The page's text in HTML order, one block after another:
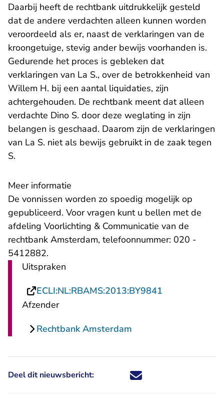
Daarbij heeft de rechtbank uitdrukkelijk gesteld
dat de andere verdachten alleen kunnen worden
veroordeeld als er, naast de verklaringen van de
kroongetuige, stevig ander bewijs voorhanden is.
Gedurende het proces is gebleken dat
verklaringen van La S., over de betrokkenheid van
Willem H. bij een aantal liquidaties, zijn
achtergehouden. De rechtbank meent dat alleen
verdachte Dino S. door deze weglating in zijn
belangen is geschaad. Daarom zijn de verklaringen
van La S. niet als bewijs gebruikt in de zaak tegen
S.
Meer informatie
De vonnissen worden zo spoedig mogelijk op
gepubliceerd. Voor vragen kunt u bellen met de
afdeling Voorlichting & Communicatie van de
rechtbank Amsterdam, telefoonnummer: 020 -
5412882.
Uitspraken
ECLI:NL:RBAMS:2013:BY9841
Afzender
Rechtbank Amsterdam
Deel dit nieuwsbericht: Deel dit nieuwsbericht via X -
Deel dit nieuwsbericht via
Deel dit nieuwsbericht
Deel dit